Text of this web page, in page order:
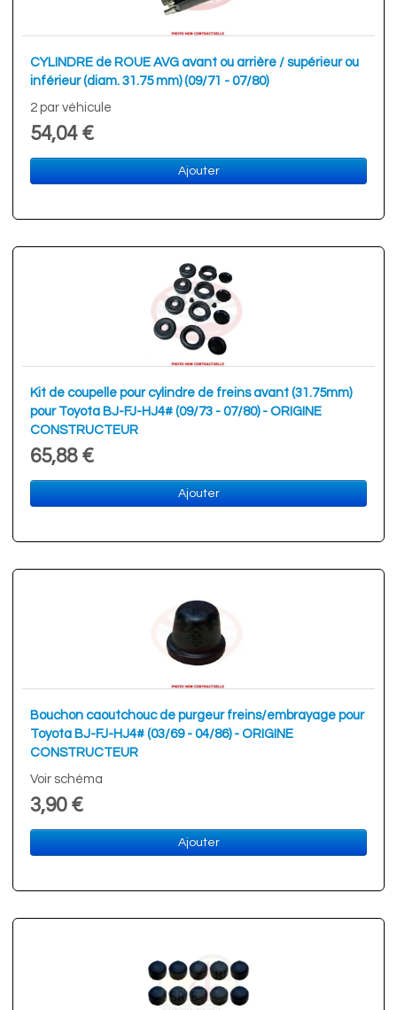
CYLINDRE de ROUE AVG avant ou arrière / supérieur ou
inférieur (diam. 31.75 mm)​ (09/71 - 07/80)
2 par véhicule
54,04 €
Ajouter
Kit de coupelle pour cylindre de freins avant (31.75mm)
pour Toyota BJ-FJ-HJ4# (09/73 - 07/80) - ORIGINE
CONSTRUCTEUR
65,88 €
Ajouter
Bouchon caoutchouc de purgeur freins/embrayage pour
Toyota BJ-FJ-HJ4# (03/69 - 04/86) - ORIGINE
CONSTRUCTEUR
Voir schéma
3,90 €
Ajouter